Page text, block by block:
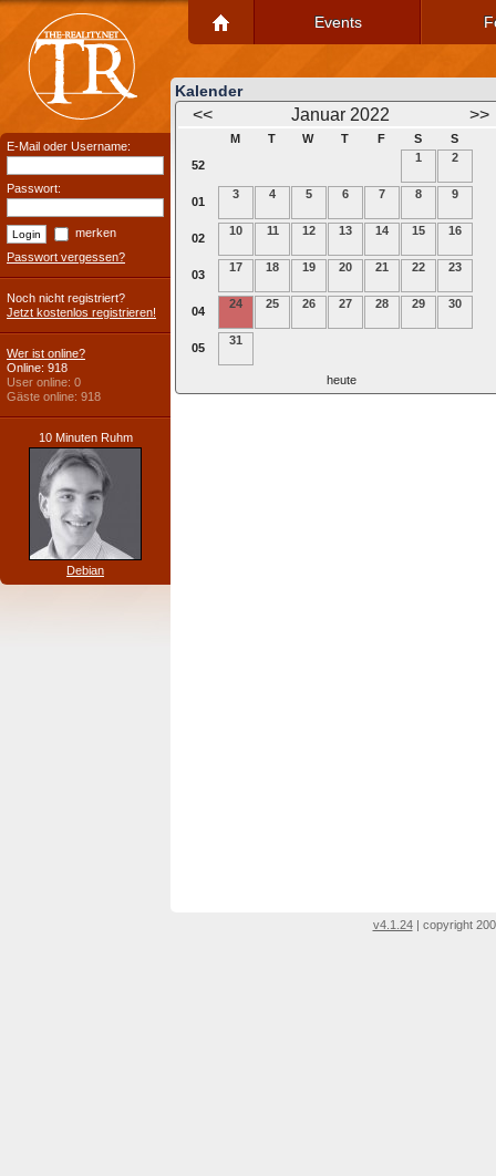
Events
Kalender
<< Januar 2022 >>
M T W T F S
S
52
1 2
01
3 4 5 6 7 8 9
02
10 11 12 13 14 15 16
03
17 18 19 20 21 22 23
04
24 25 26 27 28 29 30
05
31
heute
E-Mail oder Username:
Passwort:
merken
Passwort vergessen?
Noch nicht registriert?
Jetzt kostenlos registrieren!
Wer ist online?
Online: 918
User online: 0
Gäste online: 918
10 Minuten Ruhm
Debian
v4.1.24| copyright